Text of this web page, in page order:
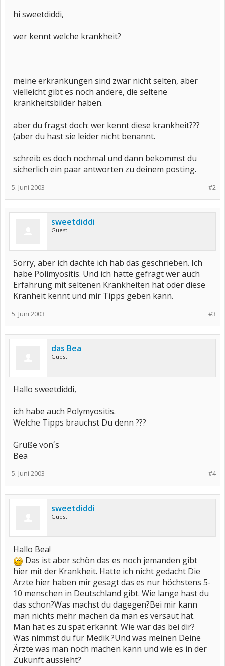
hi sweetdiddi,
wer kennt welche krankheit?
meine erkrankungen sind zwar nicht selten, aber
vielleicht gibt es noch andere, die seltene
krankheitsbilder haben.
aber du fragst doch: wer kennt diese krankheit???
(aber du hast sie leider nicht benannt.
schreib es doch nochmal und dann bekommst du
sicherlich ein paar antworten zu deinem posting.
#2
5. Juni 2003
sweetdiddi
Guest
Sorry, aber ich dachte ich hab das geschrieben. Ich
habe Polimyositis. Und ich hatte gefragt wer auch
Erfahrung mit seltenen Krankheiten hat oder diese
Kranheit kennt und mir Tipps geben kann.
#3
5. Juni 2003
das Bea
Guest
Hallo sweetdiddi,
ich habe auch Polymyositis.
Welche Tipps brauchst Du denn ???
Grüße von´s
Bea
#4
5. Juni 2003
sweetdiddi
Guest
Hallo Bea!
Das ist aber schön das es noch jemanden gibt
hier mit der Krankheit. Hatte ich nicht gedacht Die
Ärzte hier haben mir gesagt das es nur höchstens 5-
10 menschen in Deutschland gibt. Wie lange hast du
das schon?Was machst du dagegen?Bei mir kann
man nichts mehr machen da man es versaut hat.
Man hat es zu spät erkannt. Wie war das bei dir?
Was nimmst du für Medik.?Und was meinen Deine
Ärzte was man noch machen kann und wie es in der
Zukunft aussieht?